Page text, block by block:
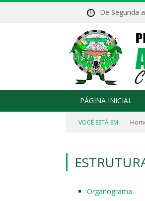
De Segunda
PÁGINA INICIAL
VOCÊ ESTÁ EM:
Organograma